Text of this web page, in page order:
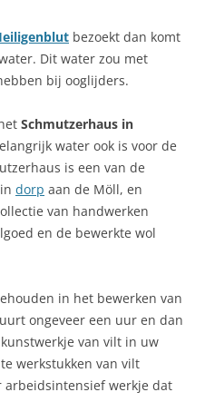
bezoekt dan komt
Dit water zou met
bij ooglijders.
Schmutzerhaus in
water ook is voor de
is een van de
dorp aan de Möll, en
van handwerken
en de bewerkte wol
in het bewerken van
ongeveer een uur en dan
van vilt in uw
werkstukken van vilt
arbeidsintensief werkje dat